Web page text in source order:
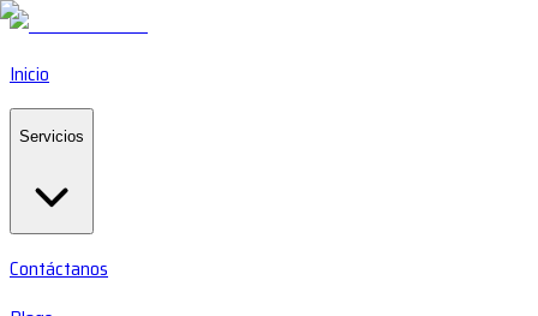
Inicio
Servicios
Contáctanos